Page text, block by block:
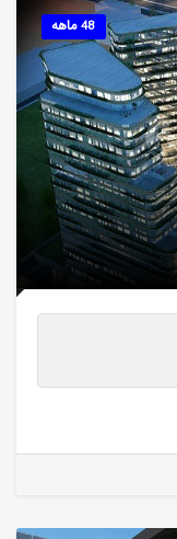
48 ماهه